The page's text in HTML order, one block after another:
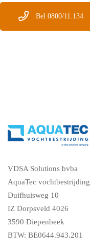
Bel 0800/11.134
VDSA Solutions bvba
AquaTec vochtbestrijding
Duifhuisweg 10
IZ Dorpsveld 4026
3590 Diepenbeek
BTW: BE0644.943.201